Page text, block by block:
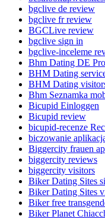
bgclive de review
bgclive fr review
BGCLive review
bgclive sign in
bgclive-inceleme
Bhm Dating DE
BHM Dating
BHM Dating
Bhm Seznamka
Bicupid Einloggen
Bicupid review
bicupid-recenze
biczowanie
Biggercity frauen
biggercity reviews
biggercity visitors
Biker Dating Sites
Biker Dating Sites
Biker free
Biker Planet